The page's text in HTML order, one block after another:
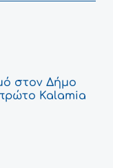
στον Δήμο
Kalamia